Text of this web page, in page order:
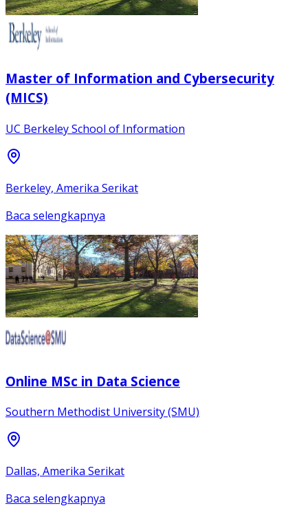
Master of Information and Cybersecurity
(MICS)
UC Berkeley School of Information
Berkeley, Amerika Serikat
Baca selengkapnya
Online MSc in Data Science
Southern Methodist University (SMU)
Dallas, Amerika Serikat
Baca selengkapnya